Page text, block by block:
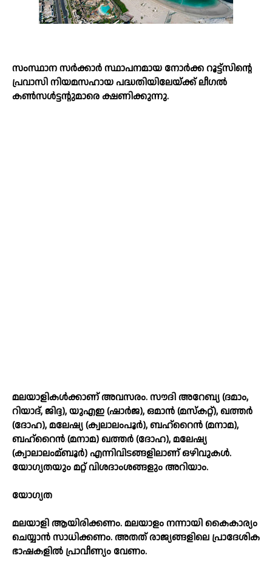
സംസ്ഥാന സര്‍ക്കാര്‍ സ്ഥാപനമായ നോർക്ക റൂട്ട്സിന്റെ
പ്രവാസി നിയമസഹായ പദ്ധതിയിലേയ്ക്ക് ലീഗല്‍
കണ്‍സള്‍ട്ടന്റുമാരെ ക്ഷണിക്കുന്നു.
മലയാളികള്‍ക്കാണ് അവസരം. സൗദി അറേബ്യ (ദമാം,
റിയാദ്, ജിദ്ദ), യുഎഇ (ഷാർജ), ഒമാൻ (മസ്‌കറ്റ്), ഖത്തർ
(ദോഹ), മലേഷ്യ (ക്വലാലംപൂർ), ബഹ്‌റൈൻ (മനാമ),
ബഹ്റൈൻ (മനാമ) ഖത്തർ (ദോഹ), മലേഷ്യ
(ക്വാലാലംമ്ബൂർ) എന്നിവിടങ്ങളിലാണ് ഒഴിവുകള്‍.
യോഗ്യതയും മറ്റ് വിശദാംശങ്ങളും അറിയാം.
യോഗ്യത
മലയാളി ആയിരിക്കണം. മലയാളം നന്നായി കൈകാര്യം
ചെയ്യാൻ സാധിക്കണം. അതത് രാജ്യങ്ങളിലെ പ്രാദേശിക
ഭാഷകളില്‍ പ്രാവീണ്യം വേണം.